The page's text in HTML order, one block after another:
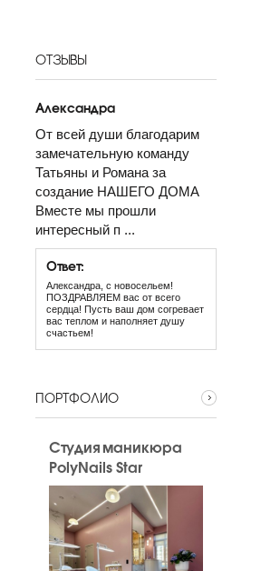
ОТЗЫВЫ
Александра
От всей души благодарим
замечательную команду
Татьяны и Романа за
создание НАШЕГО ДОМА
Вместе мы прошли
интересный п ...
Ответ:
Александра, с новосельем!
ПОЗДРАВЛЯЕМ вас от всего
сердца! Пусть ваш дом согревает
вас теплом и наполняет душу
счастьем!
ПОРТФОЛИО
Студия маникюра
PolyNails Star